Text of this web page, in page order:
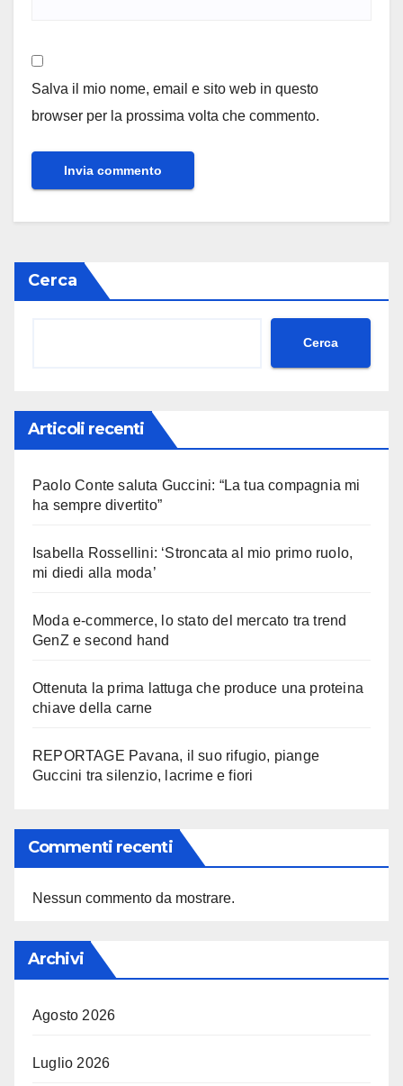
Salva il mio nome, email e sito web in questo
browser per la prossima volta che commento.
Cerca
Cerca
Articoli recenti
Paolo Conte saluta Guccini: “La tua compagnia mi
ha sempre divertito”
Isabella Rossellini: ‘Stroncata al mio primo ruolo,
mi diedi alla moda’
Moda e-commerce, lo stato del mercato tra trend
GenZ e second hand
Ottenuta la prima lattuga che produce una proteina
chiave della carne
REPORTAGE Pavana, il suo rifugio, piange
Guccini tra silenzio, lacrime e fiori
Commenti recenti
Nessun commento da mostrare.
Archivi
Agosto 2026
Luglio 2026